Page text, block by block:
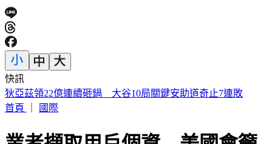
快訊
SBS歌謠大戰／ALLDAY PROJECT回歸 EVAN單飛首登場
首頁
國際